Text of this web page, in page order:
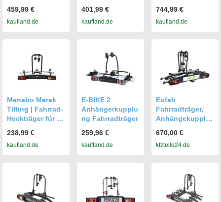
Fahrradträger
Für 3 Fahrräder
459,99 €
kaufland.de
Fahrräder für die
Anhängerkupplu
401,99 €
kaufland.de
Anhängerkupplu
ng - Aluminium
744,99 €
kaufland.de
Menabo Merak
Tilting | Fahrrad-
Heckträger für 2
Anhängerkupplu
ng - Aluminium
238,99 €
kaufland.de
E-BIKE 2
Anhängerkupplu
ng Fahrradträger
259,96 €
kaufland.de
Eufab
Fahrradträger,
Anhängekupplu
Bike Lift Für 2
Fahrräder 11554
670,00 €
kfzteile24.de